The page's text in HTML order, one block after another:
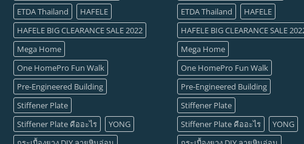
ETDA Thailand
HAFELE
HAFELE BIG CLEARANCE SALE 2022
Mega Home
One HomePro Fun Walk
Pre-Engineered Building
Stiffener Plate
Stiffener Plate คืออะไร
YONG
ETDA Thailand
HAFELE
HAFELE BIG CLEARANCE SALE
Mega Home
One HomePro Fun Walk
Pre-Engineered Building
Stiffener Plate
Stiffener Plate คืออะไร
YONG